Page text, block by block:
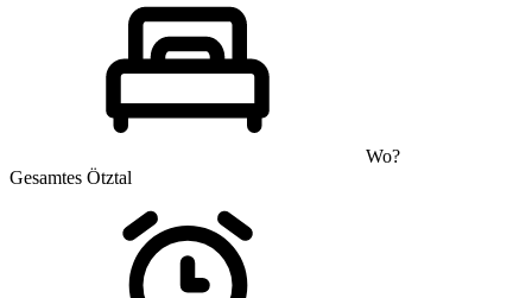
Wo?
Gesamtes Ötztal